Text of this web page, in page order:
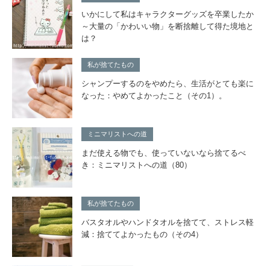
いかにして私はキャラクターグッズを卒業したか
～大量の「かわいい物」を断捨離して得た境地と
は？
私が捨てたもの
シャンプーするのをやめたら、生活がとても楽に
なった：やめてよかったこと（その1）。
ミニマリストへの道
まだ使える物でも、使っていないなら捨てるべ
き：ミニマリストへの道（80）
私が捨てたもの
バスタオルやハンドタオルを捨てて、ストレス軽
減：捨ててよかったもの（その4）